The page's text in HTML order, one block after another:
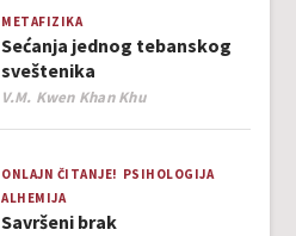
METAFIZIKA
Sećanja jednog tebanskog
sveštenika
Author
V.M. Kwen Khan Khu
ONLAJN ČITANJE! PSIHOLOGIJA
ALHEMIJA
Savršeni brak